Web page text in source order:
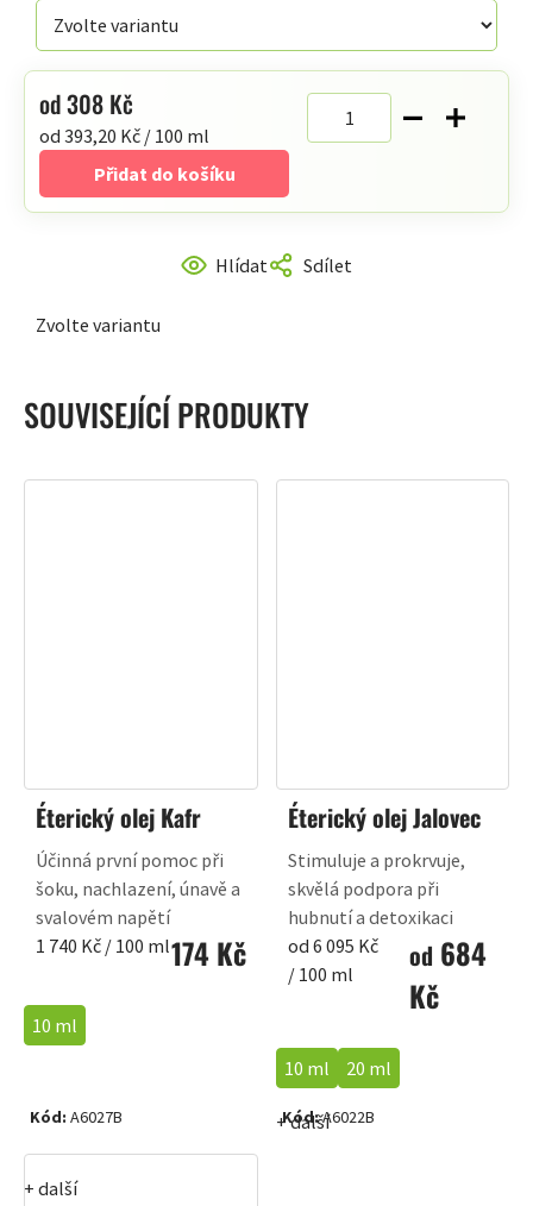
hvězdiček.
Zvolte variantu
Hlídat Sdílet
od308 Kč
Měrná
cena:
od 393,20 Kč / 100 ml
Přidat do košíku
SOUVISEJÍCÍ PRODUKTY
Éterický olej Kafr
174 Kč
Měrná
1 740 Kč / 100 ml
Účinná první pomoc při
šoku, nachlazení, únavě a
svalovém napětí
10 ml
+ další
Kód: A6027B
Éterický olej Jalovec
od 684
Kč
Měrná
cena:
od 6 095 Kč
/ 100 ml
Stimuluje a prokrvuje,
skvělá podpora při
hubnutí a detoxikaci
10 ml 20 ml
+ další
Kód:A6022B